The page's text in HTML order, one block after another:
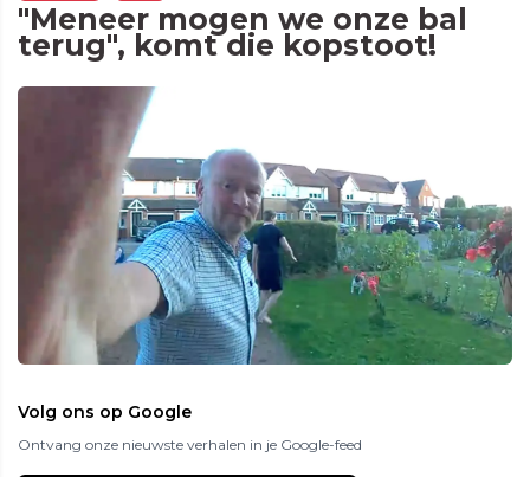
"Meneer mogen we onze bal
terug", komt die kopstoot!
Volg ons op Google
Ontvang onze nieuwste verhalen in je Google-feed